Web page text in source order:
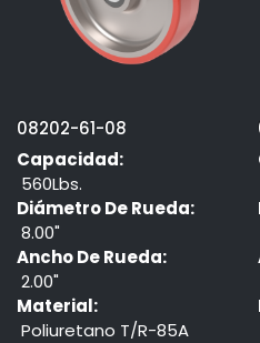
08202-61-08
Capacidad:
560Lbs.
Diámetro De Rueda:
8.00"
Ancho De Rueda:
2.00"
Material:
Poliuretano T/R-85A